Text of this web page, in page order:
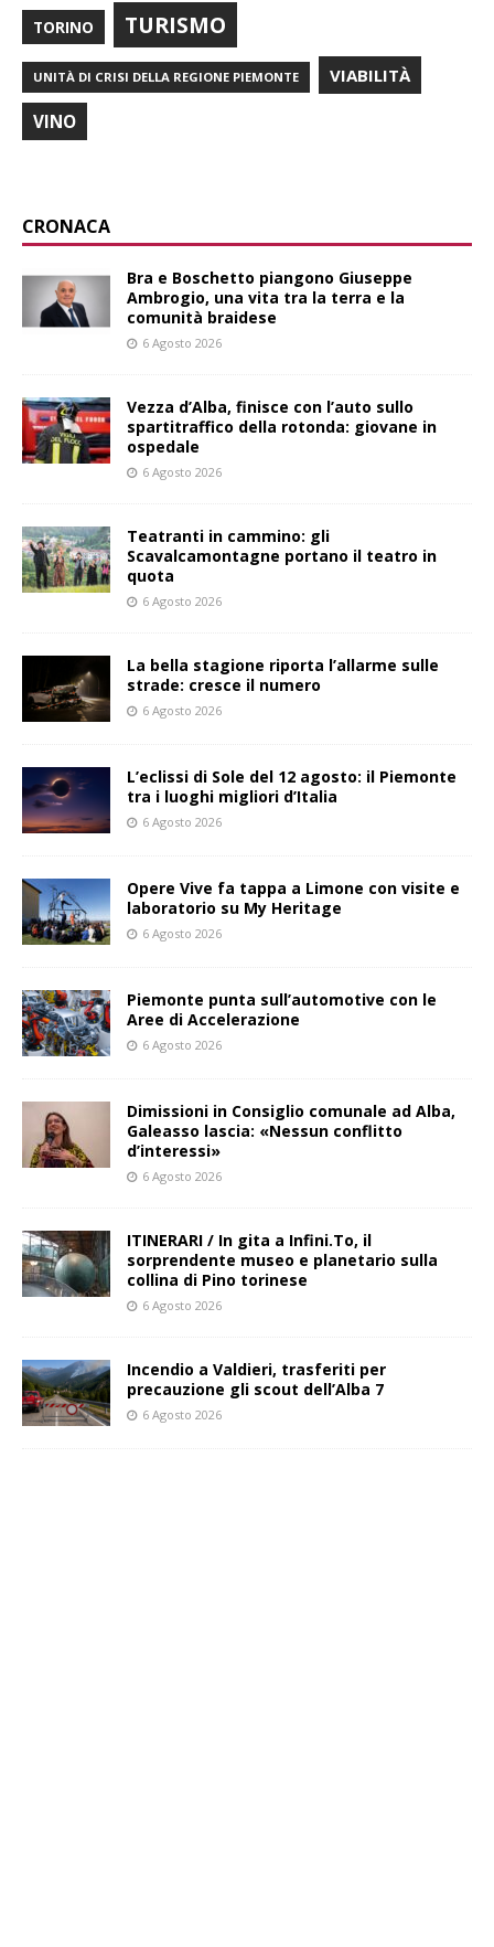
TORINO TURISMO
UNITÀ DI CRISI DELLA REGIONE PIEMONTE VIABILITÀ
VINO
CRONACA
Bra e Boschetto piangono Giuseppe
Ambrogio, una vita tra la terra e la
comunità braidese
6 Agosto 2026
Vezza d’Alba, finisce con l’auto sullo
spartitraffico della rotonda: giovane in
ospedale
6 Agosto 2026
Teatranti in cammino: gli
Scavalcamontagne portano il teatro in
quota
6 Agosto 2026
La bella stagione riporta l’allarme sulle
strade: cresce il numero
6 Agosto 2026
L’eclissi di Sole del 12 agosto: il Piemonte
tra i luoghi migliori d’Italia
6 Agosto 2026
Opere Vive fa tappa a Limone con visite e
laboratorio su My Heritage
6 Agosto 2026
Piemonte punta sull’automotive con le
Aree di Accelerazione
6 Agosto 2026
Dimissioni in Consiglio comunale ad Alba,
Galeasso lascia: «Nessun conflitto
d’interessi»
6 Agosto 2026
ITINERARI / In gita a Infini.To, il
sorprendente museo e planetario sulla
collina di Pino torinese
6 Agosto 2026
Incendio a Valdieri, trasferiti per
precauzione gli scout dell’Alba 7
6 Agosto 2026